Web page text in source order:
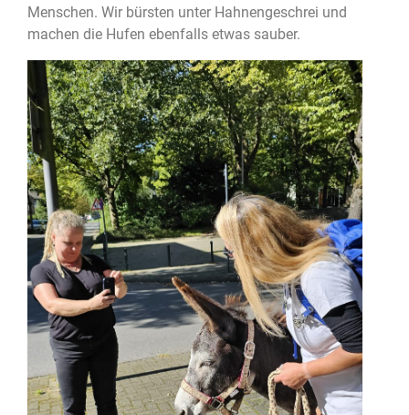
Menschen. Wir bürsten unter Hahnengeschrei und
machen die Hufen ebenfalls etwas sauber.